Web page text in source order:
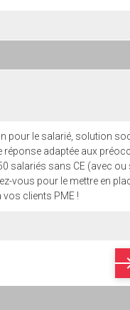
pour le salarié, solution
réponse adaptée aux
salariés sans CE (avec
vous pour le mettre en
vos clients PME !